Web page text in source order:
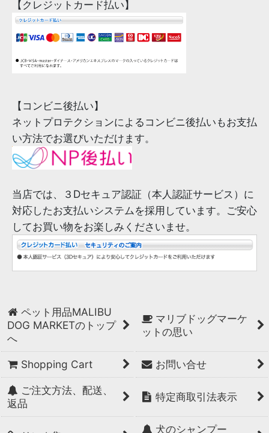
【クレジットカード払い】
【コンビニ後払い】
ネットプロテクションによるコンビニ後払いもお支払
い方法でお選びいただけます。
当店では、３Dセキュア認証（本人認証サービス）に
対応したお支払いシステムを採用しています。ご安心
してお買い物をお楽しみくださいませ。
ペット用品MALIBU
DOG MARKETのトップ
へ
マリブドッグマーケ
ットの思い
Shopping Cart お問い合せ
ご注文方法、配送、
返品
特定商取引法表示
犬のシャンプー